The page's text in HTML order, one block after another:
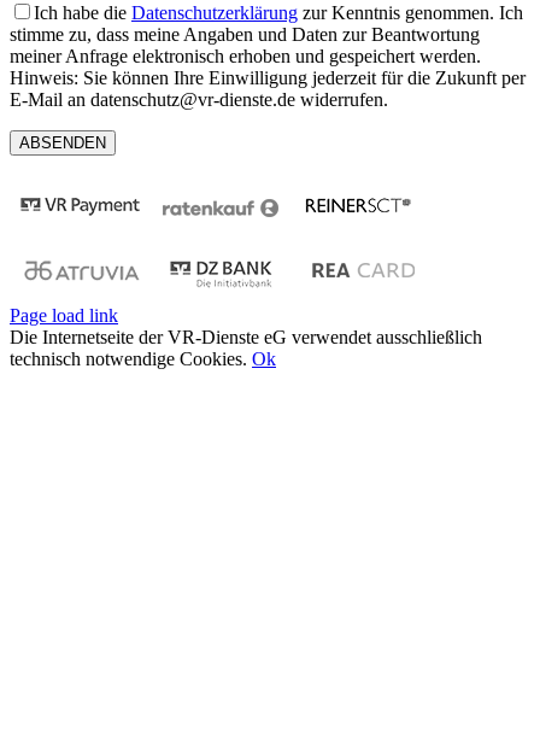
Ich habe die Datenschutzerklärung zur Kenntnis genommen. Ich
stimme zu, dass meine Angaben und Daten zur Beantwortung
meiner Anfrage elektronisch erhoben und gespeichert werden.
Hinweis: Sie können Ihre Einwilligung jederzeit für die Zukunft per
E-Mail an datenschutz@vr-dienste.de widerrufen.
Page load link
Die Internetseite der VR-Dienste eG verwendet ausschließlich
technisch notwendige Cookies. Ok